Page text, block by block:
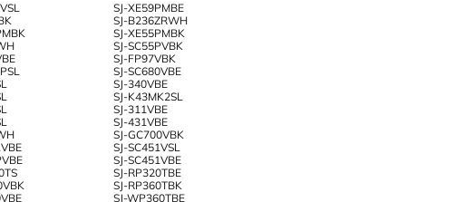
SJ-XE59PMBE
SJ-B236ZRWH
SJ-XE55PMBK
SJ-SC55PVBK
SJ-FP97VBK
SJ-SC680VBE
SJ-340VBE
SJ-K43MK2SL
SJ-311VBE
SJ-431VBE
SJ-GC700VBK
SJ-SC451VSL
SJ-SC451VBE
SJ-RP320TBE
SJ-RP360TBK
SJ-WP360TBE